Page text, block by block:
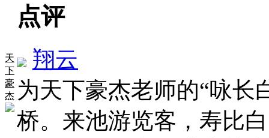
天
下
豪
杰
点评
翔云
为天下豪杰老师的“咏长
桥。来池游览客，寿比